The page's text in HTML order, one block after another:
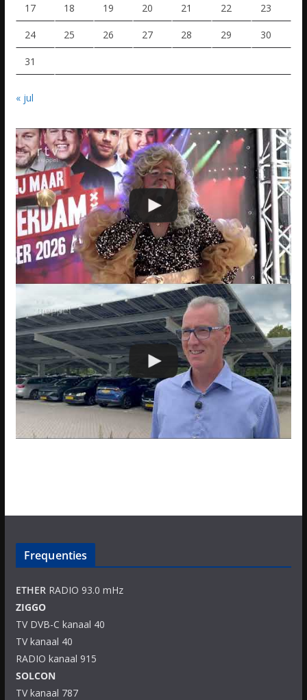
17 18 19 20 21 22 23
24 25 26 27 28 29 30
31
« jul
Frequenties
ETHERRADIO 93.0 mHz
ZIGGO
TV DVB-C kanaal 40
TV kanaal 40
RADIO kanaal 915
SOLCON
TV kanaal 787